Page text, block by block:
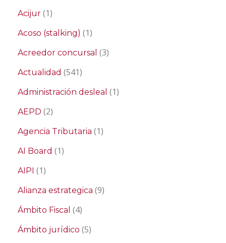
Acijur (1)
Acoso (stalking) (1)
Acreedor concursal (3)
Actualidad (541)
Administración desleal (1)
AEPD (2)
Agencia Tributaria (1)
AI Board (1)
AIPI (1)
Alianza estrategica (9)
Ámbito Fiscal (4)
Ámbito jurídico (5)